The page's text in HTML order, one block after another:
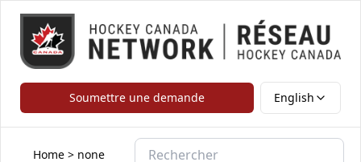
Soumettre une demande English
Home > none